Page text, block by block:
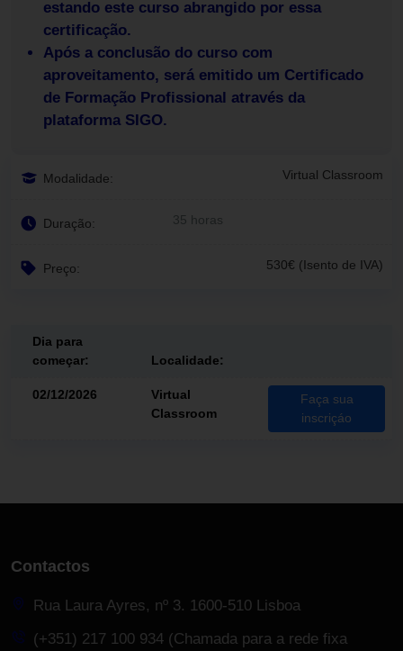
estando este curso abrangido por essa
certificação.
Após a conclusão do curso com
aproveitamento, será emitido um Certificado
de Formação Profissional através da
plataforma SIGO.
Modalidade: Virtual Classroom
Duração: 35 horas
Preço: 530€ (Isento de IVA)
Dia para
começar:
Localidade:
02/12/2026
Virtual
Classroom
Faça sua
inscriçáo
Contactos
Rua Laura Ayres, nº 3. 1600-510 Lisboa
(+351) 217 100 934 (Chamada para a rede fixa